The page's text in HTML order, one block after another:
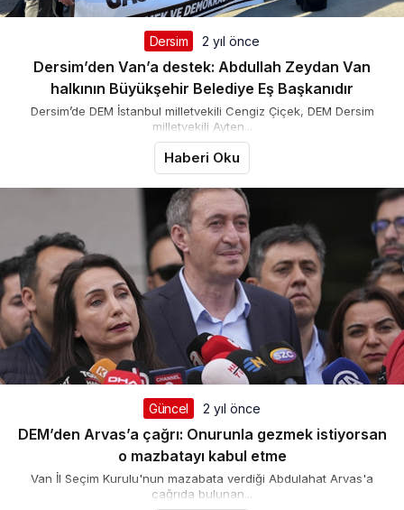
Dersim 2 yıl önce
Dersim’den Van’a destek: Abdullah Zeydan Van
halkının Büyükşehir Belediye Eş Başkanıdır
Dersim’de DEM İstanbul milletvekili Cengiz Çiçek, DEM Dersim
milletvekili Ayten...
Haberi Oku
Güncel 2 yıl önce
DEM’den Arvas’a çağrı: Onurunla gezmek istiyorsan
o mazbatayı kabul etme
Van İl Seçim Kurulu'nun mazabata verdiği Abdulahat Arvas'a
çağrıda bulunan...